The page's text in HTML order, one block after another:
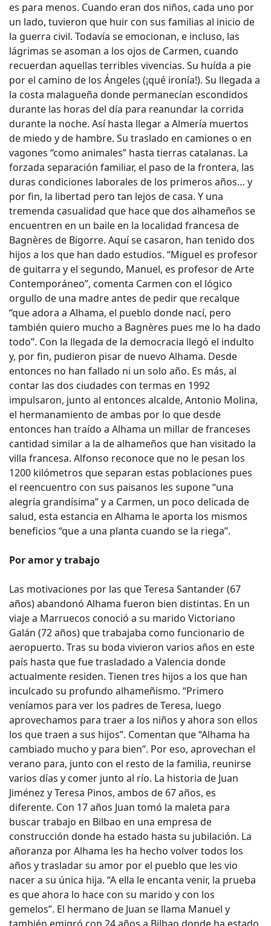
es para menos. Cuando eran dos niños, cada uno por
un lado, tuvieron que huir con sus familias al inicio de
la guerra civil. Todavía se emocionan, e incluso, las
lágrimas se asoman a los ojos de Carmen, cuando
recuerdan aquellas terribles vivencias. Su huída a pie
por el camino de los Ángeles (¡qué ironía!). Su llegada a
la costa malagueña donde permanecían escondidos
durante las horas del día para reanundar la corrida
durante la noche. Así hasta llegar a Almería muertos
de miedo y de hambre. Su traslado en camiones o en
vagones “como animales” hasta tierras catalanas. La
forzada separación familiar, el paso de la frontera, las
duras condiciones laborales de los primeros años… y
por fin, la libertad pero tan lejos de casa. Y una
tremenda casualidad que hace que dos alhameños se
encuentren en un baile en la localidad francesa de
Bagnères de Bigorre. Aquí se casaron, han tenido dos
hijos a los que han dado estudios. “Miguel es profesor
de guitarra y el segundo, Manuel, es profesor de Arte
Contemporáneo”, comenta Carmen con el lógico
orgullo de una madre antes de pedir que recalque
“que adora a Alhama, el pueblo donde nací, pero
también quiero mucho a Bagnères pues me lo ha dado
todo”. Con la llegada de la democracia llegó el indulto
y, por fin, pudieron pisar de nuevo Alhama. Desde
entonces no han fallado ni un solo año. Es más, al
contar las dos ciudades con termas en 1992
impulsaron, junto al entonces alcalde, Antonio Molina,
el hermanamiento de ambas por lo que desde
entonces han traído a Alhama un millar de franceses
cantidad similar a la de alhameños que han visitado la
villa francesa. Alfonso reconoce que no le pesan los
1200 kilómetros que separan estas poblaciones pues
el reencuentro con sus paisanos les supone “una
alegría grandísima” y a Carmen, un poco delicada de
salud, esta estancia en Alhama le aporta los mismos
beneficios “que a una planta cuando se la riega”.
Por amor y trabajo
Las motivaciones por las que Teresa Santander (67
años) abandonó Alhama fueron bien distintas. En un
viaje a Marruecos conoció a su marido Victoriano
Galán (72 años) que trabajaba como funcionario de
aeropuerto. Tras su boda vivieron varios años en este
país hasta que fue trasladado a Valencia donde
actualmente residen. Tienen tres hijos a los que han
inculcado su profundo alhameñismo. “Primero
veníamos para ver los padres de Teresa, luego
aprovechamos para traer a los niños y ahora son ellos
los que traen a sus hijos”. Comentan que “Alhama ha
cambiado mucho y para bien”. Por eso, aprovechan el
verano para, junto con el resto de la familia, reunirse
varios días y comer junto al río. La historia de Juan
Jiménez y Teresa Pinos, ambos de 67 años, es
diferente. Con 17 años Juan tomó la maleta para
buscar trabajo en Bilbao en una empresa de
construcción donde ha estado hasta su jubilación. La
añoranza por Alhama les ha hecho volver todos los
años y trasladar su amor por el pueblo que les vio
nacer a su única hija. “A ella le encanta venir, la prueba
es que ahora lo hace con su marido y con los
gemelos”. El hermano de Juan se llama Manuel y